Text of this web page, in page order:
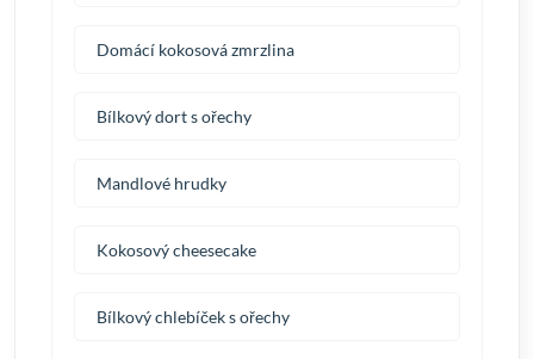
Domácí kokosová zmrzlina
Bílkový dort s ořechy
Mandlové hrudky
Kokosový cheesecake
Bílkový chlebíček s ořechy